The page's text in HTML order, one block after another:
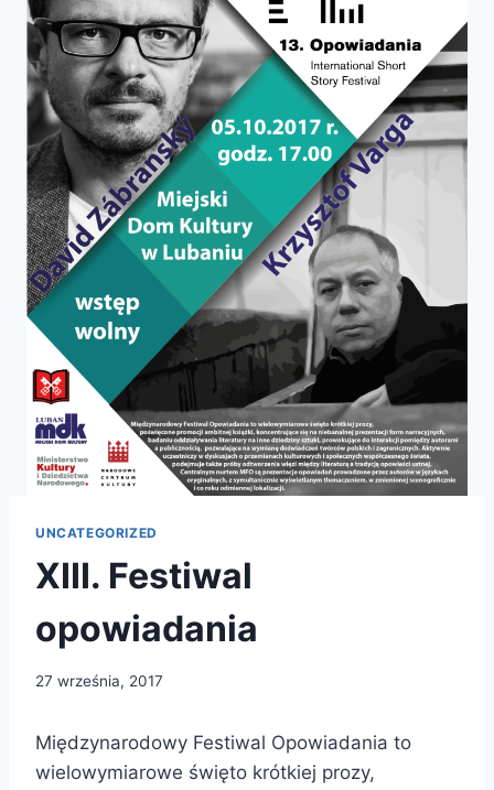
UNCATEGORIZED
XIII. Festiwal
opowiadania
27 września, 2017
Międzynarodowy Festiwal Opowiadania to
wielowymiarowe święto krótkiej prozy,